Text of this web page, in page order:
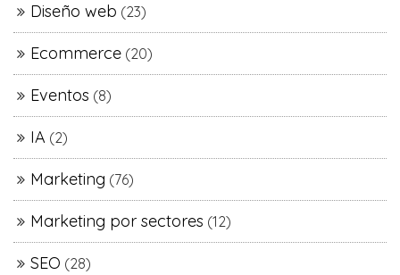
Diseño web (23)
Ecommerce (20)
Eventos (8)
IA (2)
Marketing (76)
Marketing por sectores (12)
SEO (28)